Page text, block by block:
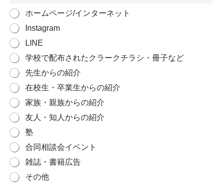
ホームページ/インターネット
Instagram
LINE
学校で配布されたクラークチラシ・冊子など
先生からの紹介
在校生・卒業生からの紹介
家族・親族からの紹介
友人・知人からの紹介
塾
合同相談会イベント
雑誌・書籍広告
その他